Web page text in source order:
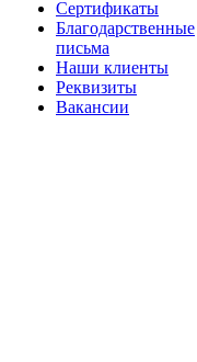
Сертификаты
Благодарственные
письма
Наши клиенты
Реквизиты
Вакансии